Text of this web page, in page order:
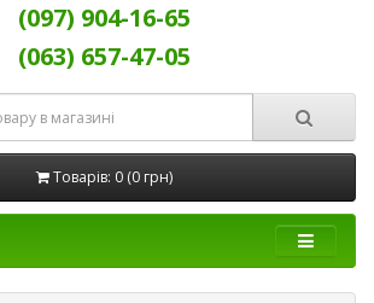
(097) 904-16-65
(063) 657-47-05
Товарів: 0 (0 грн)